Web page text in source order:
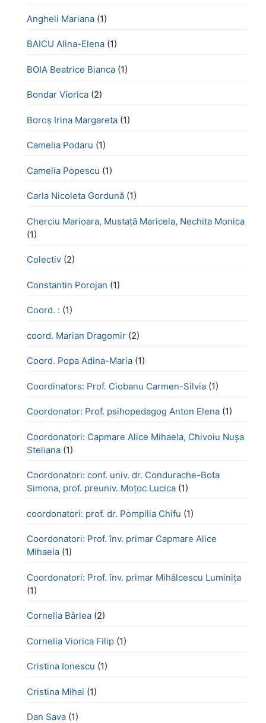
Angheli Mariana (1)
BAICU Alina-Elena (1)
BOIA Beatrice Bianca (1)
Bondar Viorica (2)
Boroş Irina Margareta (1)
Camelia Podaru (1)
Camelia Popescu (1)
Carla Nicoleta Gordună (1)
Cherciu Marioara, Mustață Maricela, Nechita Monica
(1)
Colectiv (2)
Constantin Porojan (1)
Coord. : (1)
coord. Marian Dragomir (2)
Coord. Popa Adina-Maria (1)
Coordinators: Prof. Ciobanu Carmen-Silvia (1)
Coordonator: Prof. psihopedagog Anton Elena (1)
Coordonatori: Capmare Alice Mihaela, Chivoiu Nușa
Steliana (1)
Coordonatori: conf. univ. dr. Condurache-Bota
Simona, prof. preuniv. Moțoc Lucica (1)
coordonatori: prof. dr. Pompilia Chifu (1)
Coordonatori: Prof. înv. primar Capmare Alice
Mihaela (1)
Coordonatori: Prof. înv. primar Mihălcescu Luminița
(1)
Cornelia Bârlea (2)
Cornelia Viorica Filip (1)
Cristina Ionescu (1)
Cristina Mihai (1)
Dan Sava (1)